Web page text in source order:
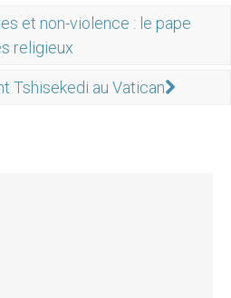
et non-violence : le pape
religieux
Tshisekedi au Vatican